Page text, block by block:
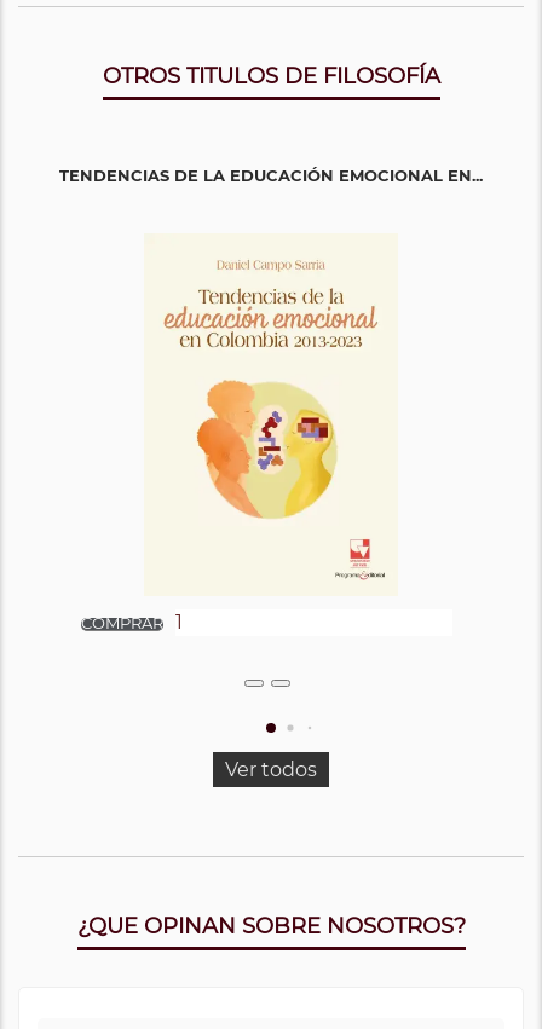
OTROS TITULOS DE FILOSOFÍA
TENDENCIAS DE LA EDUCACIÓN EMOCIONAL EN...
Ver todos
¿QUE OPINAN SOBRE NOSOTROS?